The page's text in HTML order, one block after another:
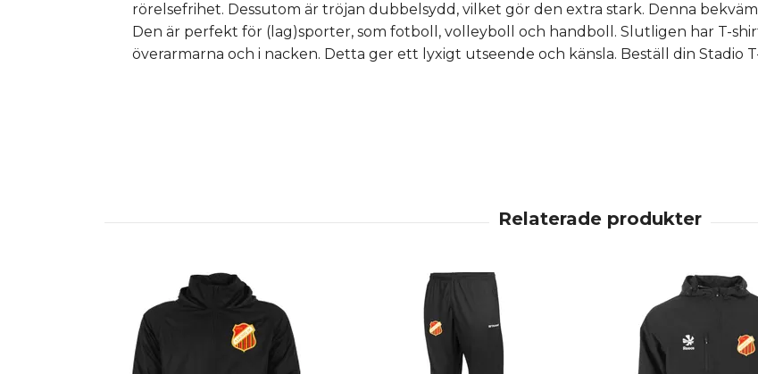
rörelsefrihet. Dessutom är tröjan dubbelsydd, vilket gör den extra stark. Denna
Den är perfekt för (lag)sporter, som fotboll, volleyboll och handboll. Slutligen har T-
överarmarna och i nacken. Detta ger ett lyxigt utseende och känsla. Beställ din Stadio